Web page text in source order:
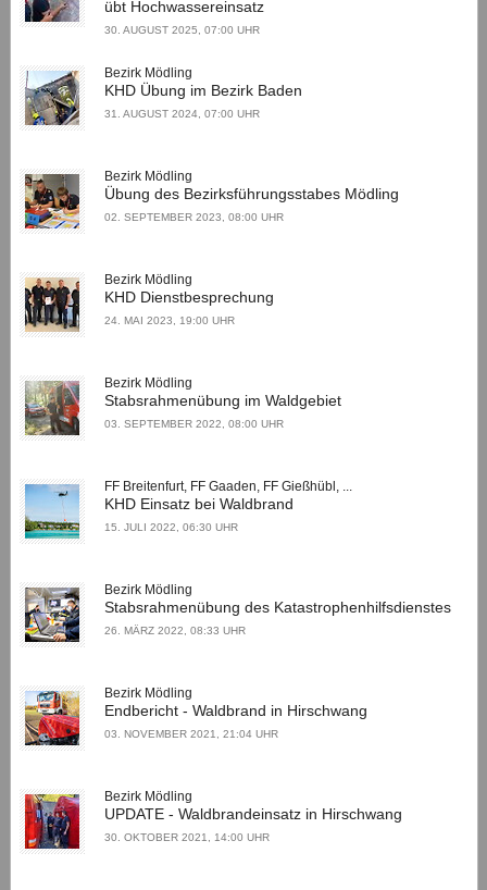
übt Hochwassereinsatz
30. AUGUST 2025, 07:00 UHR
Bezirk Mödling
KHD Übung im Bezirk Baden
31. AUGUST 2024, 07:00 UHR
Bezirk Mödling
Übung des Bezirksführungsstabes Mödling
02. SEPTEMBER 2023, 08:00 UHR
Bezirk Mödling
KHD Dienstbesprechung
24. MAI 2023, 19:00 UHR
Bezirk Mödling
Stabsrahmenübung im Waldgebiet
03. SEPTEMBER 2022, 08:00 UHR
FF Breitenfurt, FF Gaaden, FF Gießhübl, ...
KHD Einsatz bei Waldbrand
15. JULI 2022, 06:30 UHR
Bezirk Mödling
Stabsrahmenübung des Katastrophenhilfsdienstes
26. MÄRZ 2022, 08:33 UHR
Bezirk Mödling
Endbericht - Waldbrand in Hirschwang
03. NOVEMBER 2021, 21:04 UHR
Bezirk Mödling
UPDATE - Waldbrandeinsatz in Hirschwang
30. OKTOBER 2021, 14:00 UHR